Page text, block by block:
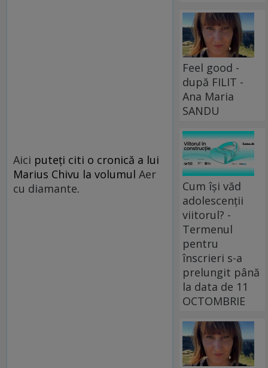
Aici puteţi citi o cronică a lui
Marius Chivu la volumul Aer
cu diamante.
Feel good -
după FILIT -
Ana Maria
SANDU
Cum își văd
adolescenții
viitorul? -
Termenul
pentru
înscrieri s-a
prelungit până
la data de 11
OCTOMBRIE